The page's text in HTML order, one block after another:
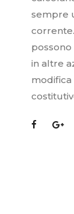
sempre
in altre
modifica